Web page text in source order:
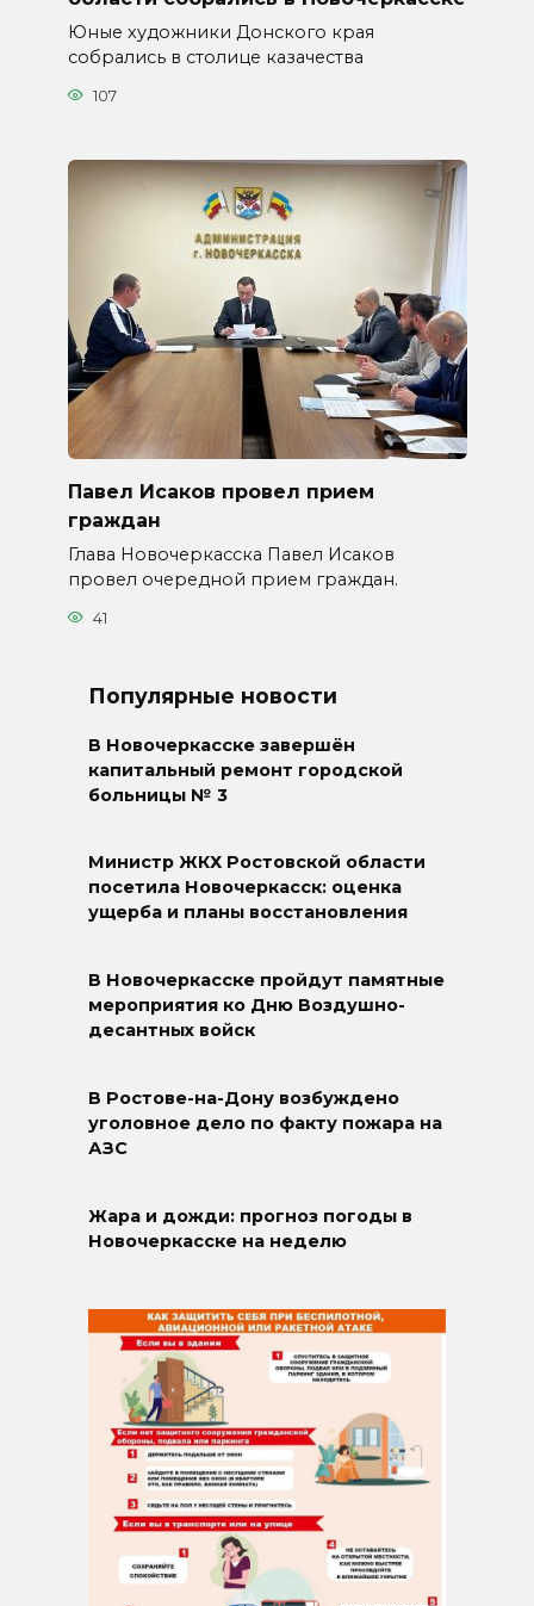
Юные художники Донского края
собрались в столице казачества
107
Павел Исаков провел прием
граждан
Глава Новочеркасска Павел Исаков
провел очередной прием граждан.
41
Популярные новости
В Новочеркасске завершён
капитальный ремонт городской
больницы № 3
Министр ЖКХ Ростовской области
посетила Новочеркасск: оценка
ущерба и планы восстановления
В Новочеркасске пройдут памятные
мероприятия ко Дню Воздушно-
десантных войск
В Ростове-на-Дону возбуждено
уголовное дело по факту пожара на
АЗС
Жара и дожди: прогноз погоды в
Новочеркасске на неделю